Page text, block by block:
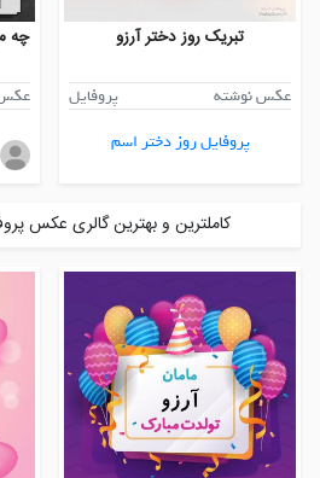
تبریک روز دختر آرزو
عکس نوشته
پروفایل
پروفایل روز دختر اسم
چه
کاملترین و بهترین گالری عکس